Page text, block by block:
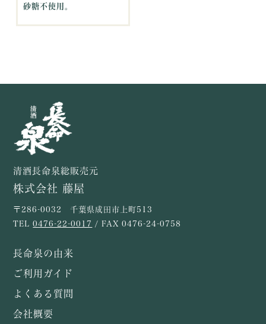
砂糖不使用。
清酒長命泉総販売元
株式会社 藤屋
〒286-0032 千葉県成田市上町513
TEL0476-22-0017 / FAX 0476-24-0758
長命泉の由来
ご利用ガイド
よくある質問
会社概要